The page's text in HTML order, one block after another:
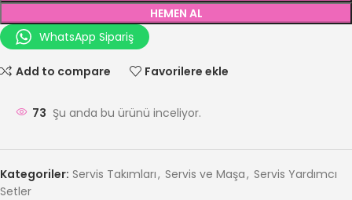
HEMEN AL
WhatsApp Sipariş
Add to compare Favorilere ekle
73 Şu anda bu ürünü inceliyor.
Kategoriler: Servis Takımları, Servis ve Maşa, Servis Yardımcı
Setler